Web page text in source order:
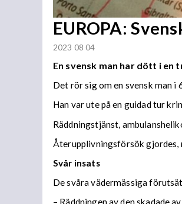
EUROPA:
2023 08 04
En svensk man har dött i en
Det rör sig om en svensk man
Han var ute på en guidad tur
Räddningstjänst,
Återupplivningsförsök gjordes,
Svår insats
De svåra vädermässiga
– Räddningen av den skadade